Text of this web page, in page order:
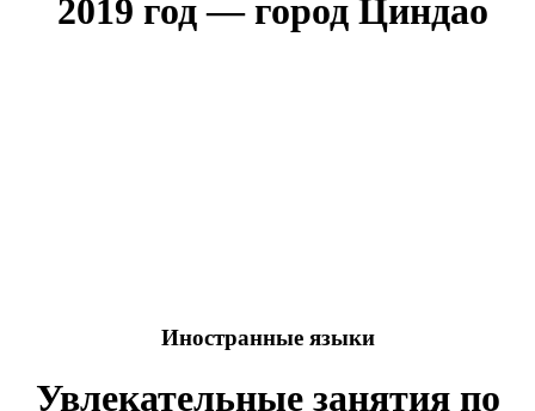
2019 год — город Циндао
Иностранные языки
Увлекательные занятия по